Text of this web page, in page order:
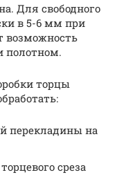
Для свободного
в 5-6 мм при
возможность
полотном.
торцы
перекладины на
среза